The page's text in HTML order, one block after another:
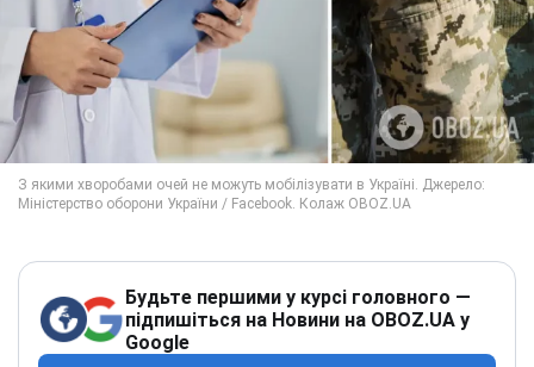
Будьте першими у курсі головного —
підпишіться на Новини на OBOZ.UA у
Google